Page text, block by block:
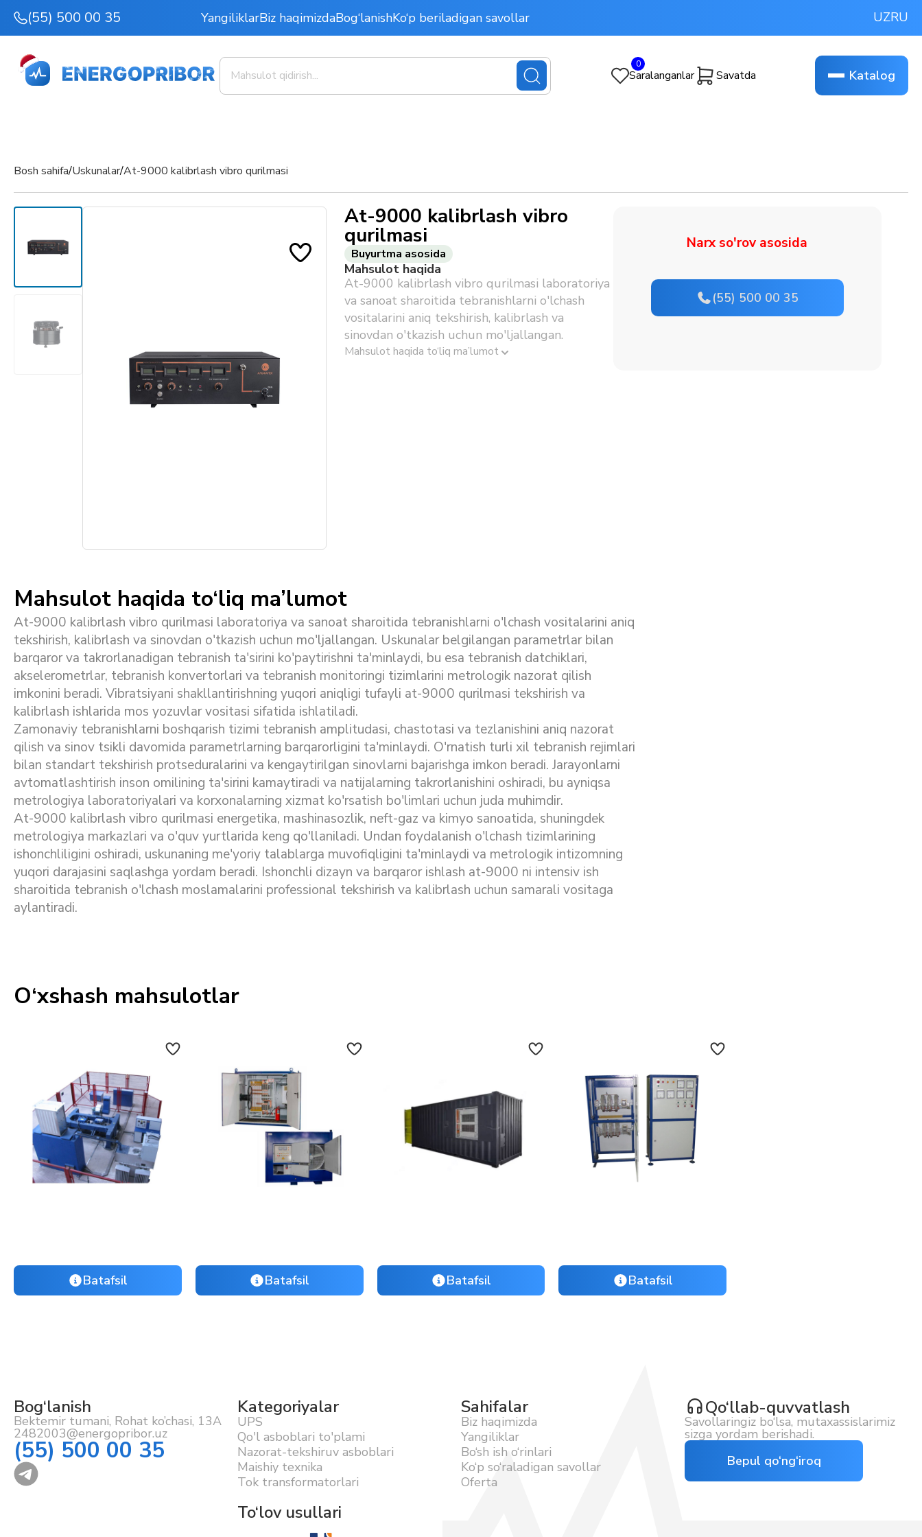
(55) 500 00 35 YangiliklarBiz haqimizdaBog‘lanishKo‘p beriladigan savollar UZRU
Saralanganlar
0
Savatda Katalog
Bosh sahifa/Uskunalar/At-9000 kalibrlash vibro qurilmasi
At-9000 kalibrlash vibro
qurilmasi
Buyurtma asosida
Mahsulot haqida
At-9000 kalibrlash vibro qurilmasi laboratoriya
va sanoat sharoitida tebranishlarni o'lchash
vositalarini aniq tekshirish, kalibrlash va
sinovdan o'tkazish uchun mo'ljallangan.
Mahsulot haqida to‘liq ma’lumot
Narx so'rov asosida
(55) 500 00 35
Mahsulot haqida to‘liq ma’lumot
At-9000 kalibrlash vibro qurilmasi laboratoriya va sanoat sharoitida tebranishlarni o'lchash vositalarini aniq
tekshirish, kalibrlash va sinovdan o'tkazish uchun mo'ljallangan. Uskunalar belgilangan parametrlar bilan
barqaror va takrorlanadigan tebranish ta'sirini ko'paytirishni ta'minlaydi, bu esa tebranish datchiklari,
akselerometrlar, tebranish konvertorlari va tebranish monitoringi tizimlarini metrologik nazorat qilish
imkonini beradi. Vibratsiyani shakllantirishning yuqori aniqligi tufayli at-9000 qurilmasi tekshirish va
kalibrlash ishlarida mos yozuvlar vositasi sifatida ishlatiladi.
Zamonaviy tebranishlarni boshqarish tizimi tebranish amplitudasi, chastotasi va tezlanishini aniq nazorat
qilish va sinov tsikli davomida parametrlarning barqarorligini ta'minlaydi. O'rnatish turli xil tebranish rejimlari
bilan standart tekshirish protseduralarini va kengaytirilgan sinovlarni bajarishga imkon beradi. Jarayonlarni
avtomatlashtirish inson omilining ta'sirini kamaytiradi va natijalarning takrorlanishini oshiradi, bu ayniqsa
metrologiya laboratoriyalari va korxonalarning xizmat ko'rsatish bo'limlari uchun juda muhimdir.
At-9000 kalibrlash vibro qurilmasi energetika, mashinasozlik, neft-gaz va kimyo sanoatida, shuningdek
metrologiya markazlari va o'quv yurtlarida keng qo'llaniladi. Undan foydalanish o'lchash tizimlarining
ishonchliligini oshiradi, uskunaning me'yoriy talablarga muvofiqligini ta'minlaydi va metrologik intizomning
yuqori darajasini saqlashga yordam beradi. Ishonchli dizayn va barqaror ishlash at-9000 ni intensiv ish
sharoitida tebranish o'lchash moslamalarini professional tekshirish va kalibrlash uchun samarali vositaga
aylantiradi.
O‘xshash mahsulotlar
Batafsil Batafsil Batafsil Batafsil
Bog‘lanish
Bektemir tumani, Rohat ko’chasi, 13A
2482003@energopribor.uz
(55) 500 00 35
Kategoriyalar
UPS
Qo'l asboblari to'plami
Nazorat-tekshiruv asboblari
Maishiy texnika
Tok transformatorlari
Sahifalar
Biz haqimizda
Yangiliklar
Bo‘sh ish o‘rinlari
Ko‘p so‘raladigan savollar
Oferta
Qo‘llab-quvvatlash
Savollaringiz bo‘lsa, mutaxassislarimiz
sizga yordam berishadi.
Bepul qo‘ng‘iroq
To‘lov usullari